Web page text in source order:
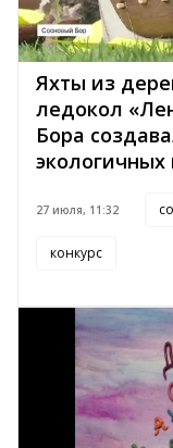
Яхты из
ледокол
Бора
27 июля, 11:32
конкурс